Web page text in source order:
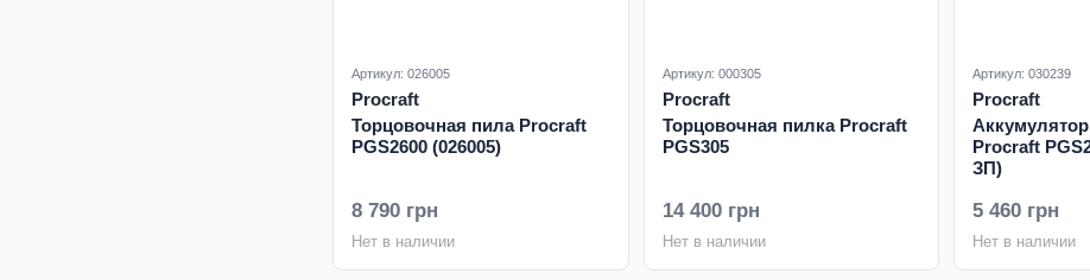
Артикул: 026005
Procraft
Торцовочная пила Procraft
PGS2600 (026005)
8 790 грн
Нет в наличии
Артикул: 000305
Procraft
Торцовочная пилка Procraft
PGS305
14 400 грн
Нет в наличии
Артикул: 030239
Procraft
Procraft
ЗП)
5 460 грн
Нет в наличии